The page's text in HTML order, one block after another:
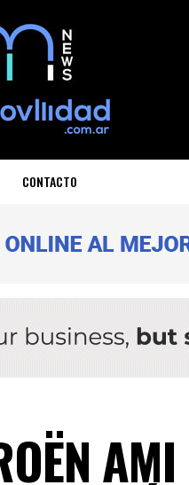
CONTACTO
AMI